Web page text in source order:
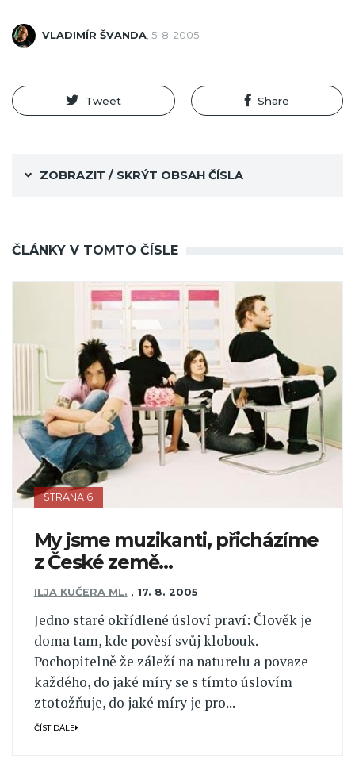
VLADIMÍR ŠVANDA, 5. 8. 2005
Tweet Share
ZOBRAZIT / SKRÝT OBSAH ČÍSLA
ČLÁNKY V TOMTO ČÍSLE
STRANA 6
My jsme muzikanti, přicházíme
z České země...
ILJA KUČERA ML. , 17. 8. 2005
Jedno staré okřídlené úsloví praví: Člověk je
doma tam, kde pověsí svůj klobouk.
Pochopitelně že záleží na naturelu a povaze
každého, do jaké míry se s tímto úslovím
ztotožňuje, do jaké míry je pro...
ČÍST DÁLE